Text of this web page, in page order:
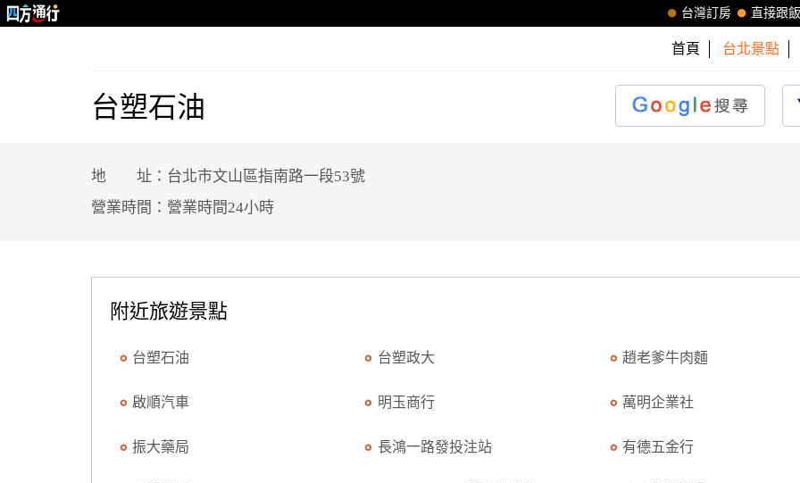
直接跟
台灣訂房
首頁 台北景點
台塑石油
地 址：台北市文山區指南路一段53號
營業時間：營業時間24小時
附近旅遊景點
台塑石油 台塑政大 趙老爹牛肉麵
啟順汽車 明玉商行 萬明企業社
振大藥局 長鴻一路發投注站 有德五金行